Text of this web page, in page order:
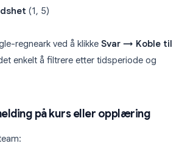
(1, 5)
regneark ved å klikke Svar → Koble til
enkelt å filtrere etter tidsperiode og
på kurs eller opplæring